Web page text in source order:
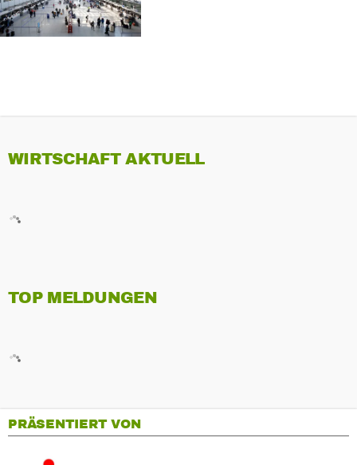
WIRTSCHAFT AKTUELL
TOP MELDUNGEN
PRÄSENTIERT VON